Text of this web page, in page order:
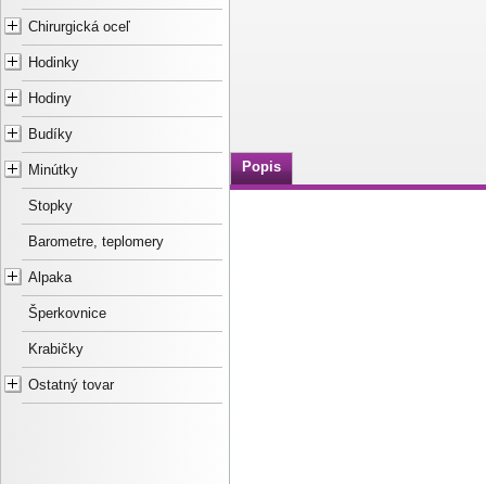
Chirurgická oceľ
Hodinky
Hodiny
Budíky
Minútky
Stopky
Barometre, teplomery
Alpaka
Šperkovnice
Krabičky
Ostatný tovar
Popis